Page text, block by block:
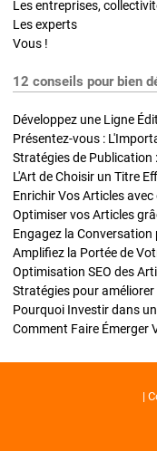
Les entreprises,
Les experts
Vous !
12 conseils pour bien
Développez une Ligne
Présentez-vous :
L'Art de Choisir un Titre
Optimiser vos Articles
Engagez la
Amplifiez la Portée de